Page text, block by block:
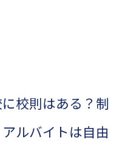
校則はある？制
ルバイトは自由